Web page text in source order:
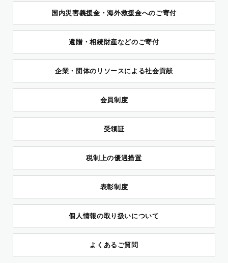
国内災害義援金・海外救援金へのご寄付
遺贈・相続財産などのご寄付
企業・団体のリソースによる社会貢献
会員制度
受領証
税制上の優遇措置
表彰制度
個人情報の取り扱いについて
よくあるご質問